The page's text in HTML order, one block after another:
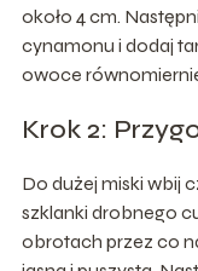
około 4 cm.
cynamonu i dodaj
owoce
Krok 2:
Do dużej miski wbij
szklanki drobnego
obrotach przez co